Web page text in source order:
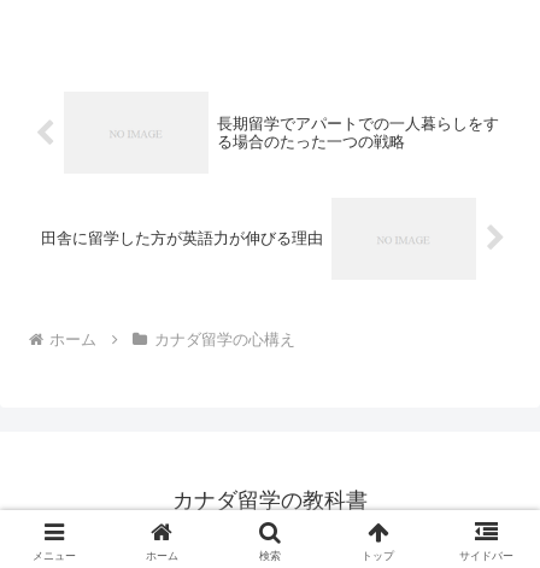
長期留学でアパートでの一人暮らしをす
る場合のたった一つの戦略
田舎に留学した方が英語力が伸びる理由
ホーム カナダ留学の心構え
カナダ留学の教科書
© 2016 カナダ留学の教科書.
メニュー ホーム 検索 トップ サイドバー